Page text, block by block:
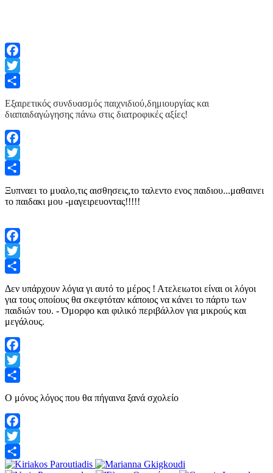
Facebook
Twitter
Εξαιρετικός συνδυασμός παιχνιδιού,δημιουργίας και
διαπαιδαγώγησης πάνω στις διατροφικές αξίες!
Facebook
Twitter
Ξυπναει το μυαλο,τις αισθησεις,το ταλεντο ενος παιδιου...μαθαινει
το παιδακι μου -μαγειρευοντας!!!!!
Facebook
Twitter
Δεν υπάρχουν λόγια γι αυτό το μέρος ! Ατελειωτοι είναι οι λόγοι
για τους οποίους θα σκεφτόταν κάποιος να κάνει το πάρτυ των
παιδιών του. - Όμορφο και φιλικό περιβάλλον για μικρούς και
μεγάλους.
Facebook
Twitter
Ο μόνος λόγος που θα πήγαινα ξανά σχολείο
Facebook
Twitter
Share